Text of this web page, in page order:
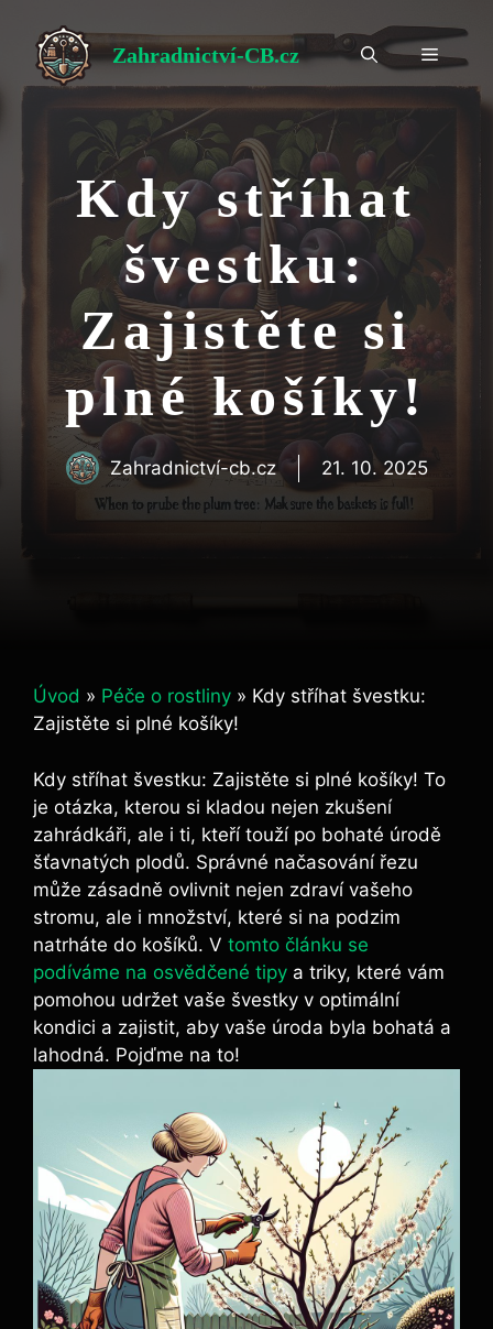
obsah
Zahradnictví-CB.cz Menu
Kdy stříhat
švestku:
Zajistěte si
plné košíky!
Zahradnictví-cb.cz 21. 10. 2025
Úvod » Péče o rostliny » Kdy stříhat švestku:
Zajistěte si plné košíky!
Kdy stříhat švestku: Zajistěte si plné košíky! To
je otázka, kterou si kladou nejen zkušení
zahrádkáři, ale i ti, kteří touží po bohaté úrodě
šťavnatých plodů. Správné načasování řezu
může zásadně ovlivnit nejen zdraví vašeho
stromu, ale i množství, které si na podzim
natrháte do košíků. V tomto článku se
podíváme na osvědčené tipy a triky, které vám
pomohou udržet vaše švestky v optimální
kondici a zajistit, aby vaše úroda byla bohatá a
lahodná. Pojďme na to!